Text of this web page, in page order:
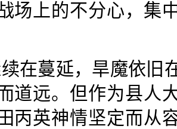
场上的不分心，集
在蔓延，旱魔依旧
道远。但作为县人
丙英神情坚定而从